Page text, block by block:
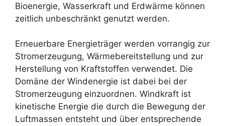
Bioenergie, Wasserkraft und Erdwärme können
zeitlich unbeschränkt genutzt werden.
Erneuerbare Energieträger werden vorrangig zur
Stromerzeugung, Wärmebereitstellung und zur
Herstellung von Kraftstoffen verwendet. Die
Domäne der Windenergie ist dabei bei der
Stromerzeugung einzuordnen. Windkraft ist
kinetische Energie die durch die Bewegung der
Luftmassen entsteht und über entsprechende